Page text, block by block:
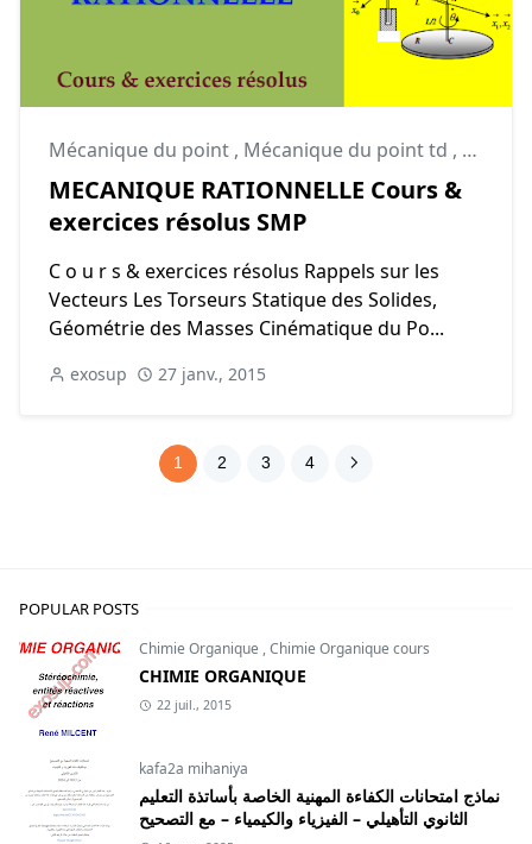
Mécanique du point , Mécanique du point td ,
MECANIQUE RATIONNELLE Cours &
exercices résolus SMP
C o u r s & exercices résolus Rappels sur les
Vecteurs Les Torseurs Statique des Solides,
Géométrie des Masses Cinématique du Po...
exosup 27 janv., 2015
1 2 3 4
POPULAR POSTS
Chimie Organique ,Chimie Organique cours
CHIMIE ORGANIQUE
22 juil., 2015
kafa2a mihaniya
نماذج امتحانات الكفاءة المهنية الخاصة بأساتذة التعليم
الثانوي التأهيلي – الفيزياء والكيمياء – مع التصحيح